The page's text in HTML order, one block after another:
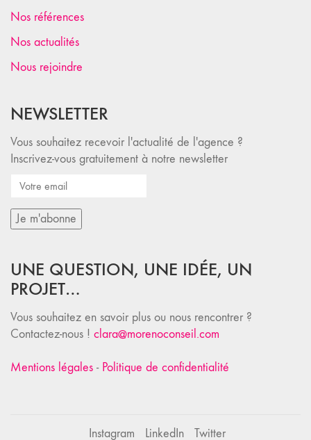
Nos références
Nos actualités
Nous rejoindre
NEWSLETTER
Vous souhaitez recevoir l'actualité de l'agence ?
Inscrivez-vous gratuitement à notre newsletter
UNE QUESTION, UNE IDÉE, UN
PROJET…
Vous souhaitez en savoir plus ou nous rencontrer ?
Contactez-nous ! clara@morenoconseil.com
Mentions légales - Politique de confidentialité
Instagram LinkedIn Twitter